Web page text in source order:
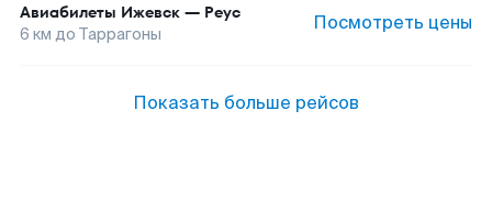
Авиабилеты Ижевск — Реус
6 км до Таррагоны Посмотреть цены
Показать больше рейсов